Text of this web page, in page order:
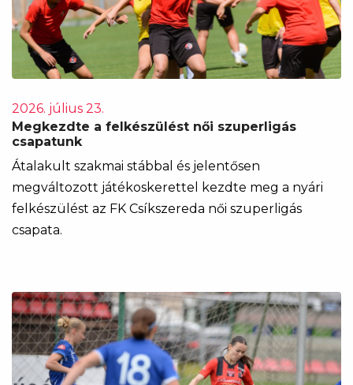
2026. július 23.
Megkezdte a felkészülést női szuperligás
csapatunk
Átalakult szakmai stábbal és jelentősen
megváltozott játékoskerettel kezdte meg a nyári
felkészülést az FK Csíkszereda női szuperligás
csapata.